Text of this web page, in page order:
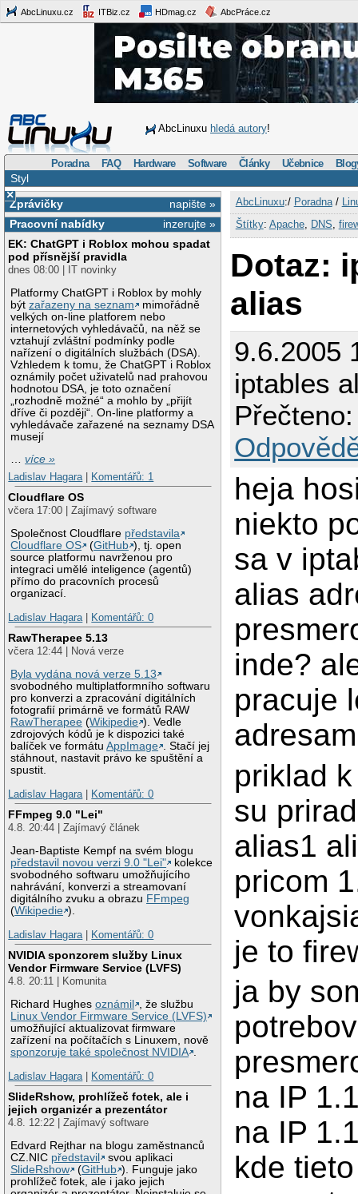
AbcLinuxu.cz ITBiz.cz HDmag.cz AbcPráce.cz
AbcLinuxu hledá autory!
Poradna FAQ Hardware Software Články Učebnice
Styl
×
napište »
Zprávičky
inzerujte »
Pracovní nabídky
EK: ChatGPT i Roblox mohou spadat
pod přísnější pravidla
dnes 08:00 | IT novinky
Platformy ChatGPT i Roblox by mohly
býtzařazeny na seznam
mimořádně
velkých on-line platforem nebo
internetových vyhledávačů, na něž se
vztahují zvláštní podmínky podle
nařízení o digitálních službách (DSA).
Vzhledem k tomu, že ChatGPT i Roblox
oznámily počet uživatelů nad prahovou
hodnotou DSA, je toto označení
„rozhodně možné“ a mohlo by „přijít
dříve či později“. On-line platformy a
vyhledávače zařazené na seznamy DSA
musejí
…více »
Ladislav Hagara
Komentářů: 1
Cloudflare OS
včera 17:00 | Zajímavý software
Společnost Cloudflare představila
Cloudflare OS
(GitHub ), tj. open
source platformu navrženou pro
integraci umělé inteligence (agentů)
přímo do pracovních procesů
organizací.
Ladislav Hagara
Komentářů: 0
RawTherapee 5.13
včera 12:44 | Nová verze
Byla vydána nová verze 5.13
svobodného multiplatformního softwaru
pro konverzi a zpracování digitálních
fotografií primárně ve formátů RAW
RawTherapee (Wikipedie ). Vedle
zdrojových kódů je k dispozici také
balíček ve formátuAppImage . Stačí jej
stáhnout, nastavit právo ke spuštění a
spustit.
Ladislav Hagara
Komentářů: 0
FFmpeg 9.0 "Lei"
4.8. 20:44 | Zajímavý článek
Jean-Baptiste Kempf na svém blogu
představil novou verzi 9.0 "Lei"
kolekce
svobodného softwaru umožňujícího
nahrávání, konverzi a streamovaní
digitálního zvuku a obrazu FFmpeg
(Wikipedie ).
Ladislav Hagara
Komentářů: 0
NVIDIA sponzorem služby Linux
Vendor Firmware Service (LVFS)
4.8. 20:11 | Komunita
Richard Hughesoznámil
, že službu
Linux Vendor Firmware Service (LVFS)
umožňující aktualizovat firmware
zařízení na počítačích s Linuxem, nově
sponzoruje také společnost NVIDIA .
Ladislav Hagara | Komentářů: 0
SlideRshow, prohlížeč fotek, ale i
jejich organizér a prezentátor
4.8. 12:22 | Zajímavý software
Edvard Rejthar na blogu zaměstnanců
CZ.NIC představil
svou aplikaci
SlideRshow
(GitHub ). Funguje jako
prohlížeč fotek, ale i jako jejich
AbcLinuxu:/ Poradna/
Štítky: Apache, DNS
Dotaz:
alias
9.6.2005
iptables
heja
niekto
sa v
alias
inde?
pracuje
priklad
su
alias1
pricom
je to
ja by
na IP
na IP
kde